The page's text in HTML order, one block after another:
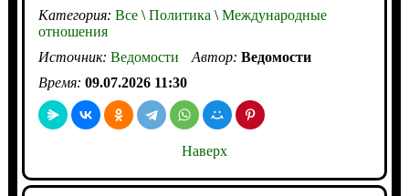
Категория: Все\Политика \Международные
отношения
Источник: Ведомости Автор: Ведомости
Время: 09.07.2026 11:30
Наверх